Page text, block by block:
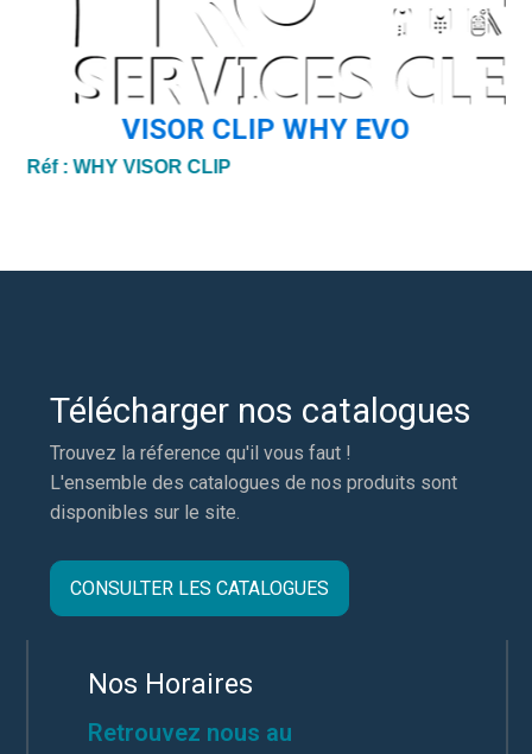
VISOR CLIP WHY EVO
Réf :WHY VISOR CLIP
Télécharger nos catalogues
Trouvez la réference qu'il vous faut !
L'ensemble des catalogues de nos produits sont
disponibles sur le site.
CONSULTER LES CATALOGUES
Nos Horaires
Retrouvez nous au